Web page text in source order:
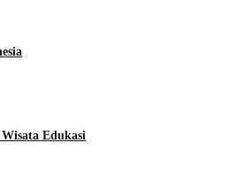
Edukasi